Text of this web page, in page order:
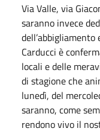
Via Valle, via
saranno invece
Carducci è
locali e delle
di stagione che
lunedì, del
saranno, come
rendono vivo il